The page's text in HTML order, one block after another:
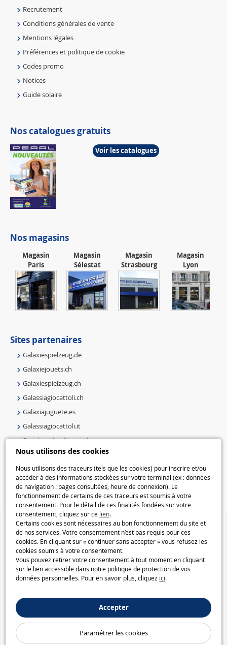
Nous utilisons des cookies
Nous utilisons des traceurs (tels que les cookies) pour inscrire et/ou
accéder à des informations stockées sur votre terminal (ex : données
de navigation : pages consultées, heure de connexion). Le
fonctionnement de certains de ces traceurs est soumis à votre
consentement. Pour le détail de ces finalités fondées sur votre
consentement, cliquez sur ce lien.
Certains cookies sont nécessaires au bon fonctionnement du site et
de nos services. Votre consentement n’est pas requis pour ces
cookies. En cliquant sur « continuer sans accepter » vous refusez les
cookies soumis à votre consentement.
Vous pouvez retirer votre consentement à tout moment en cliquant
sur le lien accessible dans notre politique de protection de vos
données personnelles. Pour en savoir plus, cliquez ici.
Accepter
Paramétrer les cookies
Recrutement
Conditions générales de vente
Mentions légales
Préférences et politique de cookie
Codes promo
Notices
Guide solaire
Nos catalogues gratuits
Voir les catalogues
Nos magasins
Magasin
Paris
Magasin
Sélestat
Magasin
Strasbourg
Magasin
Lyon
Sites partenaires
Galaxiespielzeug.de
Galaxiejouets.ch
Galaxiespielzeug.ch
Galassiagiocattoli.ch
Galaxiajuguete.es
Galassiagiocattoli.it
Speelgoedmelkweg.nl
Galaxiespielzeug.be
Speelgoedmelkweg.be
Macway.com